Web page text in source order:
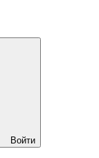
Войти